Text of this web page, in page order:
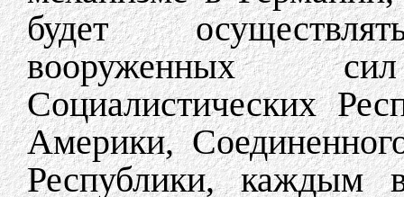
будет
вооруженных
Социалистических
Америки,
Республики, каждым